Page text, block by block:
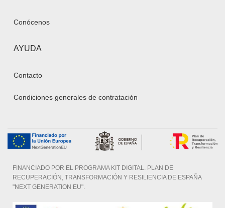
Conócenos
AYUDA
Contacto
Condiciones generales de contratación
FINANCIADO POR EL PROGRAMA KIT DIGITAL. PLAN DE
RECUPERACIÓN, TRANSFORMACIÓN Y RESILIENCIA DE ESPAÑA
"NEXT GENERATION EU".